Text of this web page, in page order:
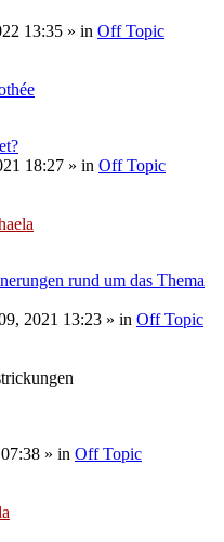
13:35 » in Off Topic
18:27 » in Off Topic
rund um das Thema
2021 13:23 » in Off Topic
» in Off Topic